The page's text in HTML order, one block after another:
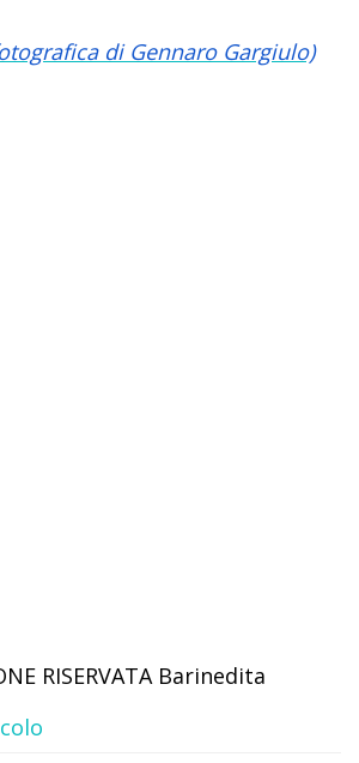
di Gennaro Gargiulo)
RISERVATA Barinedita